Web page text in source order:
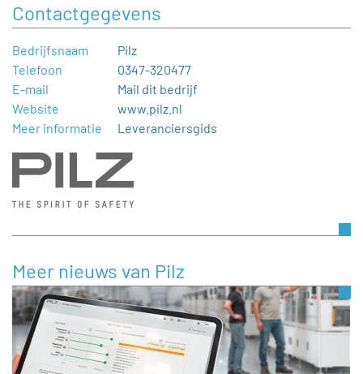
Contactgegevens
Bedrijfsnaam
Pilz
Telefoon
0347-320477
E-mail
Mail dit bedrijf
Website
www.pilz.nl
Meer informatie
Leveranciersgids
Meer nieuws van Pilz